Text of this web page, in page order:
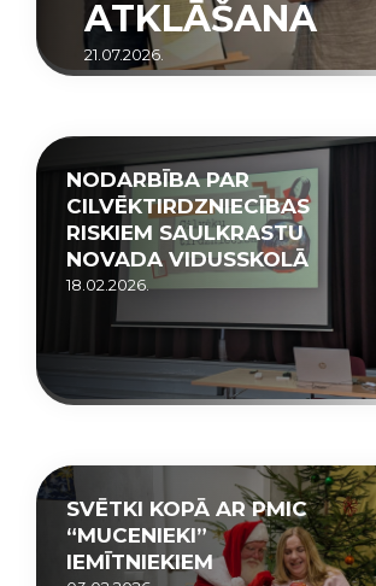
ATKLĀŠANA
21.07.2026.
NODARBĪBA PAR
CILVĒKTIRDZNIECĪBAS
RISKIEM SAULKRASTU
NOVADA VIDUSSKOLĀ
18.02.2026.
SVĒTKI KOPĀ AR PMIC
“MUCENIEKI”
IEMĪTNIEKIEM